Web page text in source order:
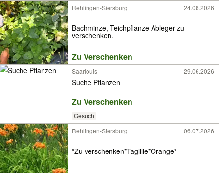
Rehlingen-Siersburg 24.06.2026
Bachminze, Teichpflanze Ableger zu
verschenken.
Zu Verschenken
Saarlouis 29.06.2026
Suche Pflanzen
Zu Verschenken
Gesuch
Rehlingen-Siersburg 06.07.2026
*Zu verschenken*Taglilie*Orange*